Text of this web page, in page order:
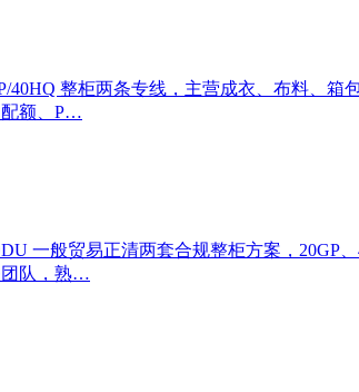
整柜两条专线，主营成衣、布料、
配额、P…
一般贸易正清两套合规整柜方案，20GP
团队，熟…